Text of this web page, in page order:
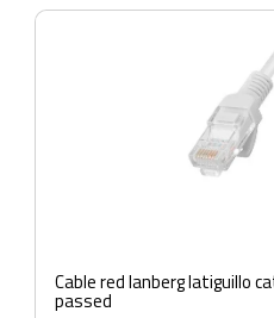
Cable red lanberg latiguillo
passed